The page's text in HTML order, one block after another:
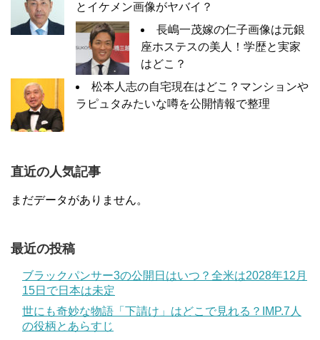
とイケメン画像がヤバイ？
長嶋一茂嫁の仁子画像は元銀
座ホステスの美人！学歴と実家
はどこ？
松本人志の自宅現在はどこ？マンションや
ラピュタみたいな噂を公開情報で整理
直近の人気記事
まだデータがありません。
最近の投稿
ブラックパンサー3の公開日はいつ？全米は2028年12月
15日で日本は未定
世にも奇妙な物語「下請け」はどこで見れる？IMP.7人
の役柄とあらすじ